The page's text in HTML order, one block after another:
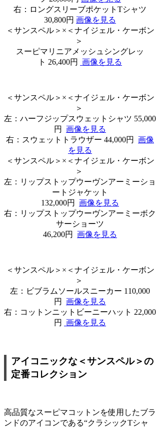
右：ロングスリーブポケットTシャツ
30,800円 画像を見る
＜サンスペル＞×＜ナイジェル・ケーボン
＞
スーピマリニアメッシュシングレッ
ト 26,400円
画像を見る
＜サンスペル＞×＜ナイジェル・ケーボン
＞
左：ハーフジップスウェットシャツ 55,000
円 画像を見る
右：スウェットトラウザー 44,000円 画像
を見る
＜サンスペル＞×＜ナイジェル・ケーボン
＞
左：リップストップウーヴンアーミーショ
ートジャケット
132,000円 画像を見る
右：リップストップウーヴンアーミーボク
サーショーツ
46,200円 画像を見る
＜サンスペル＞×＜ナイジェル・ケーボン
＞
左：ビブラムソールスニーカー 110,000
円 画像を見る
右：コットンニットビーニーハット 22,000
円
画像を見る
アイコニックな＜サンスペル＞の
定番コレクション
高品質なスーピマコットンを使用したブラ
ンドのアイコンである“クラシックTシャ